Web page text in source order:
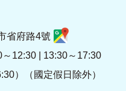
省府路4號
12:30 | 13:30～17:30
）（國定假日除外）